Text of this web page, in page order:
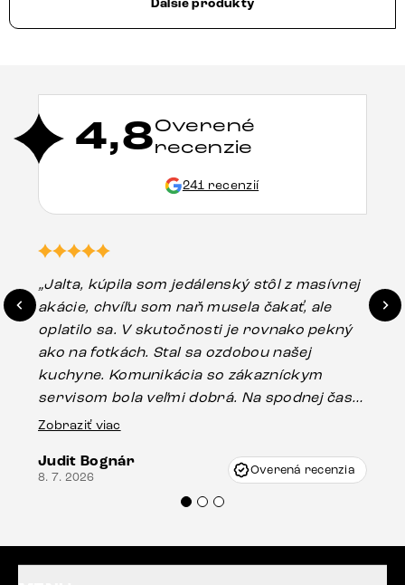
Ďalšie produkty
4,8Overené
recenzie
241 recenzií
„Jalta, kúpila som jedálenský stôl z masívnej
akácie, chvíľu som naň musela čakať, ale
oplatilo sa. V skutočnosti je rovnako pekný
ako na fotkách. Stal sa ozdobou našej
kuchyne. Komunikácia so zákazníckym
servisom bola veľmi dobrá. Na spodnej časti
stola bolo malé poškodenie, pravdepodobne
Vincze pri riešení mojej záležitosti pristúpili
veľmi korektne. Odporúčam produkty Delife
Zobraziť viac
Judit Bognár
8. 7. 2026 Overená recenzia